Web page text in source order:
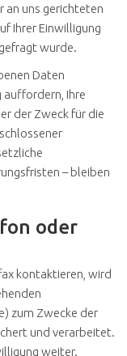
an uns gerichteten
Ihrer Einwilligung
wurde.
Daten
auffordern, Ihre
der Zweck für die
– bleiben
oder
kontaktieren, wird
zum Zwecke der
und verarbeitet.
weiter.